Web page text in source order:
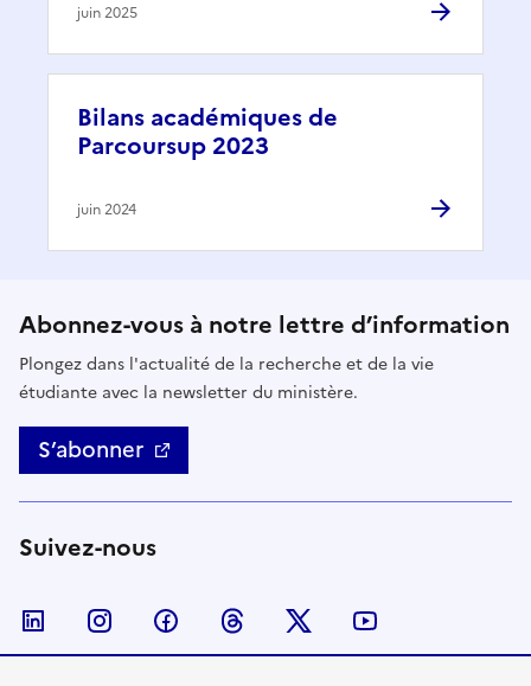
juin 2025
Bilans académiques de
Parcoursup 2023
juin 2024
Abonnez-vous à notre lettre d’information
Plongez dans l'actualité de la recherche et de la vie
étudiante avec la newsletter du ministère.
S’abonner
Suivez-nous
Nous suivre sur LinkedIn
Nous suivre sur Instagram
Nous suivre sur Facebook
Nous suivre sur Threads
Nous suivre sur Twitter